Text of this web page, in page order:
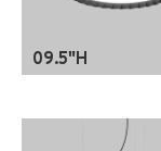
09.5"H